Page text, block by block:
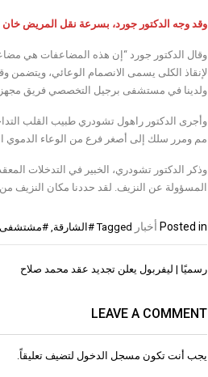
وقد وجه الدكتور جورد، بسرعة نقل المريض خان
وقال الدكتور جورد “إن هذه المضاعفات هي
ولدينا في مستشفى برجيل التخصصي فريق مجهز
مم ومرر سلك إلى أصغر فرع من الوعاء الدموي
وذكر الدكتور تشودري، الخبير في التدخلات
المسؤولة عن النزيف. لقد حددنا مكان النزيف من
Posted in أخبار Tagged #الشارقة #مشتشفى
تصفّح
رسميًا | ليفربول يعلن تجديد عقد محمد صلاح
LEAVE A COMMENT
يجب أنت تكون مسجل الدخول لتضيف تعليقاً.